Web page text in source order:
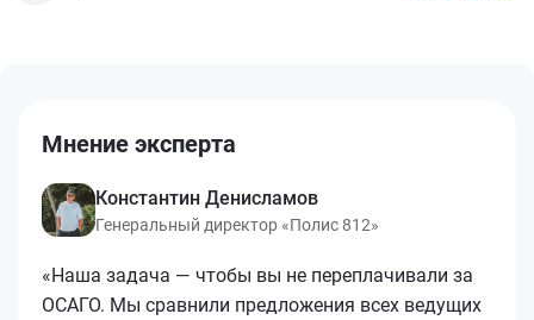
Мнение эксперта
Константин Денисламов
Генеральный директор «Полис 812»
«Наша задача — чтобы вы не переплачивали за
ОСАГО. Мы сравнили предложения всех ведущих